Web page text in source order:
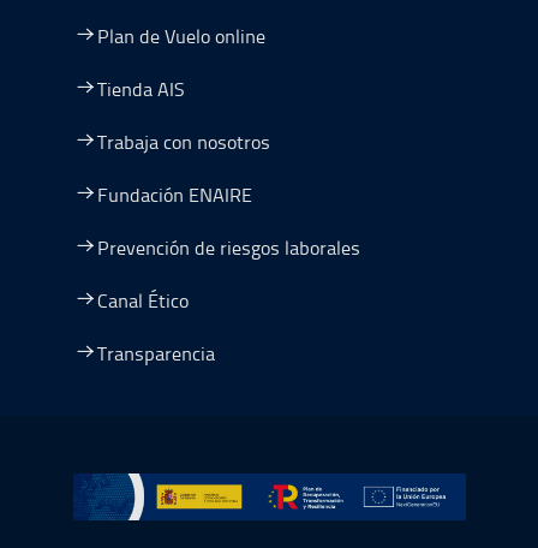
Plan de Vuelo online
Tienda AIS
Trabaja con nosotros
Fundación ENAIRE
Prevención de riesgos laborales
Canal Ético
Transparencia
Ir a Plan de Recuperación, Transformación y